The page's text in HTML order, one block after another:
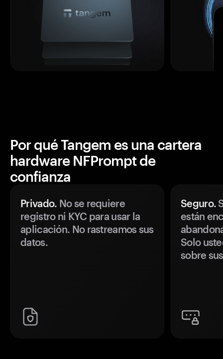
Por qué Tangem es una cartera
hardware NFPrompt de
confianza
Privado. No se requiere
registro ni KYC para usar la
aplicación. No rastreamos sus
datos.
Seguro.
están
Solo
sobre